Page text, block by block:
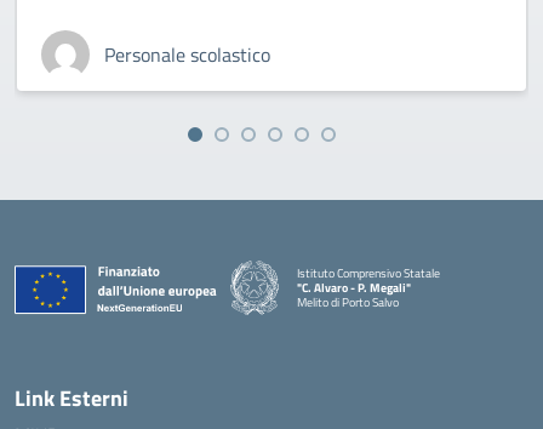
Personale scolastico
Istituto Comprensivo Statale
"C. Alvaro - P. Megali"
Melito di Porto Salvo
Link Esterni